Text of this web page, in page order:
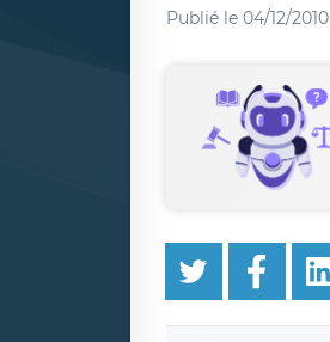
Publié le 04/12/2010